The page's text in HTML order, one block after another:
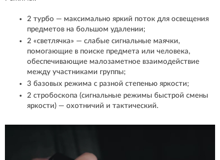
2 турбо — максимально яркий поток для освещения
предметов на большом удалении;
2 «светлячка» — слабые сигнальные маячки,
помогающие в поиске предмета или человека,
обеспечивающие малозаметное взаимодействие
между участниками группы;
3 базовых режима с разной степенью яркости;
2 стробоскопа (сигнальные режимы быстрой смены
яркости) — охотничий и тактический.